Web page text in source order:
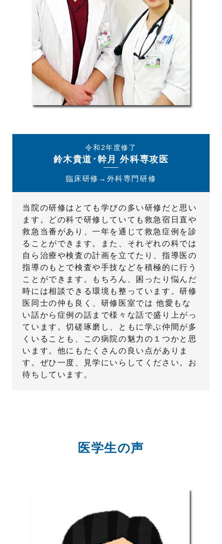
令和2年度修了
鈴木貴道･幹月 外科専攻医
臨床研修→外科専門研修
当院の研修はとても学びの多い研修だと思い
ます。どの科で研修していても救急宿日直や
救急当番があり、一年を通じて救急症例を診
ることができます。また、それぞれの科では
自ら治療や検査の計画を立てたり、指導医の
指導のもとで検査や手技などを積極的に行う
ことができます。もちろん、困ったり悩んだ
時には相談できる環境も整っています。研修
医同士の仲も良く、研修医室では 他愛もな
い話から症例の話まで様々な話で盛り上がっ
ています。切磋琢磨し、ともに学ぶ仲間が多
くいることも、この病院の魅力の１つかと思
います。他にもたくさんの良い点がありま
す。ぜひ一度、見学にいらしてください。お
待ちしています。
医学生の声